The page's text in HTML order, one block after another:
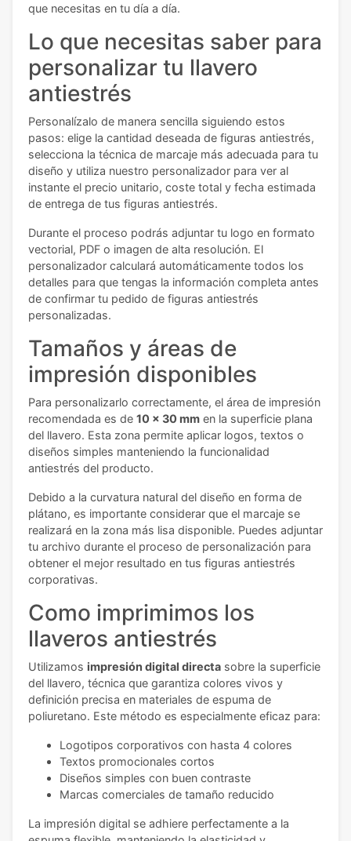
que necesitas en tu día a día.
Lo que necesitas saber para
personalizar tu llavero
antiestrés
Personalízalo de manera sencilla siguiendo estos
pasos: elige la cantidad deseada de figuras antiestrés,
selecciona la técnica de marcaje más adecuada para tu
diseño y utiliza nuestro personalizador para ver al
instante el precio unitario, coste total y fecha estimada
de entrega de tus figuras antiestrés.
Durante el proceso podrás adjuntar tu logo en formato
vectorial, PDF o imagen de alta resolución. El
personalizador calculará automáticamente todos los
detalles para que tengas la información completa antes
de confirmar tu pedido de figuras antiestrés
personalizadas.
Tamaños y áreas de
impresión disponibles
Para personalizarlo correctamente, el área de impresión
recomendada es de 10 x 30 mm en la superficie plana
del llavero. Esta zona permite aplicar logos, textos o
diseños simples manteniendo la funcionalidad
antiestrés del producto.
Debido a la curvatura natural del diseño en forma de
plátano, es importante considerar que el marcaje se
realizará en la zona más lisa disponible. Puedes adjuntar
tu archivo durante el proceso de personalización para
obtener el mejor resultado en tus figuras antiestrés
corporativas.
Como imprimimos los
llaveros antiestrés
Utilizamos impresión digital directa sobre la superficie
del llavero, técnica que garantiza colores vivos y
definición precisa en materiales de espuma de
poliuretano. Este método es especialmente eficaz para:
Logotipos corporativos con hasta 4 colores
Textos promocionales cortos
Diseños simples con buen contraste
Marcas comerciales de tamaño reducido
La impresión digital se adhiere perfectamente a la